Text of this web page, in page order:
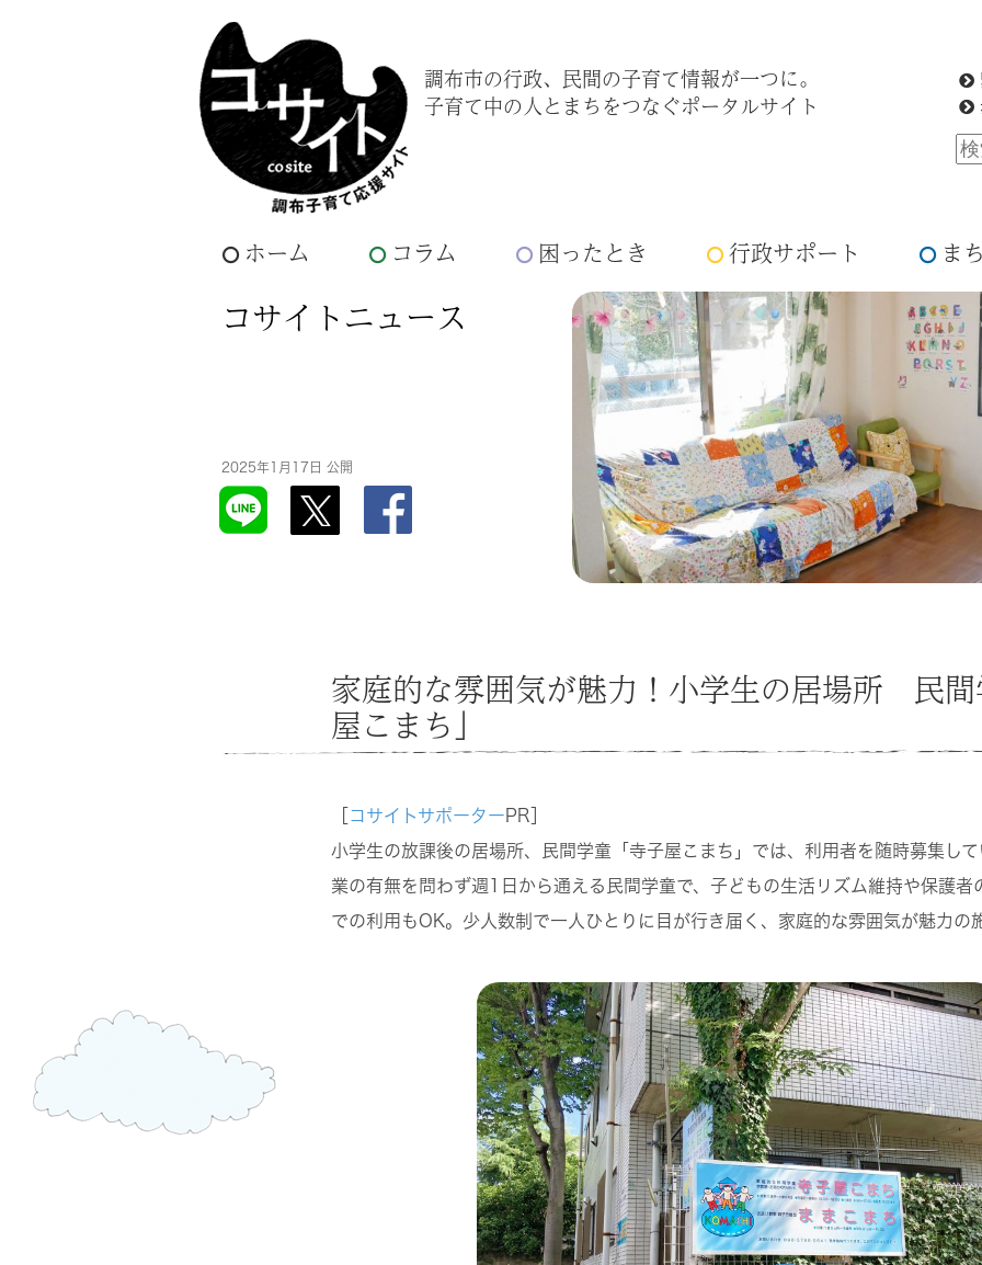
調布市の行政、民間の子育て情報が一つに。
子育て中の人とまちをつなぐポータルサイト
ホーム コラム 困ったとき 行政サポート ま
コサイトニュース
2025年1月17日 公開
家庭的な雰囲気が魅力！小学生の居場所 民
屋こまち」
コサイトサポーターPR］
小学生の放課後の居場所、民間学童「寺子屋こまち」では、利用者を随時募集し
業の有無を問わず週1日から通える民間学童で、子どもの生活リズム維持や保護者
での利用もOK。少人数制で一人ひとりに目が行き届く、家庭的な雰囲気が魅力の